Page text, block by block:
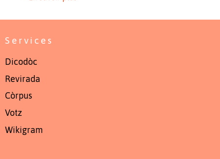
Services
Dicodòc
Revirada
Còrpus
Votz
Wikigram